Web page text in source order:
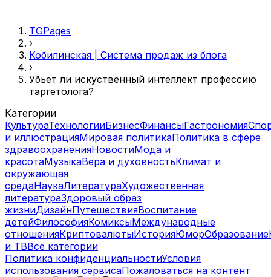
TGPages
›
Кобилинская | Система продаж из блога
›
Убьет ли искуственный интеллект профессию
таргетолога?
Категории
КультураТехнологииБизнесФинансыГастрономия
и иллюстрацияМировая политикаПолитика в сфере
здравоохраненияНовостиМода и
красотаМузыкаВера и духовностьКлимат и
окружающая
средаНаукаЛитератураХудожественная
литератураЗдоровый образ
жизниДизайнПутешествияВоспитание
детейФилософияКомиксыМеждународные
отношенияКриптовалютыИсторияЮморОбразование
и ТВВсе категории
Политика конфиденциальностиУсловия
использования сервисаПожаловаться на контент